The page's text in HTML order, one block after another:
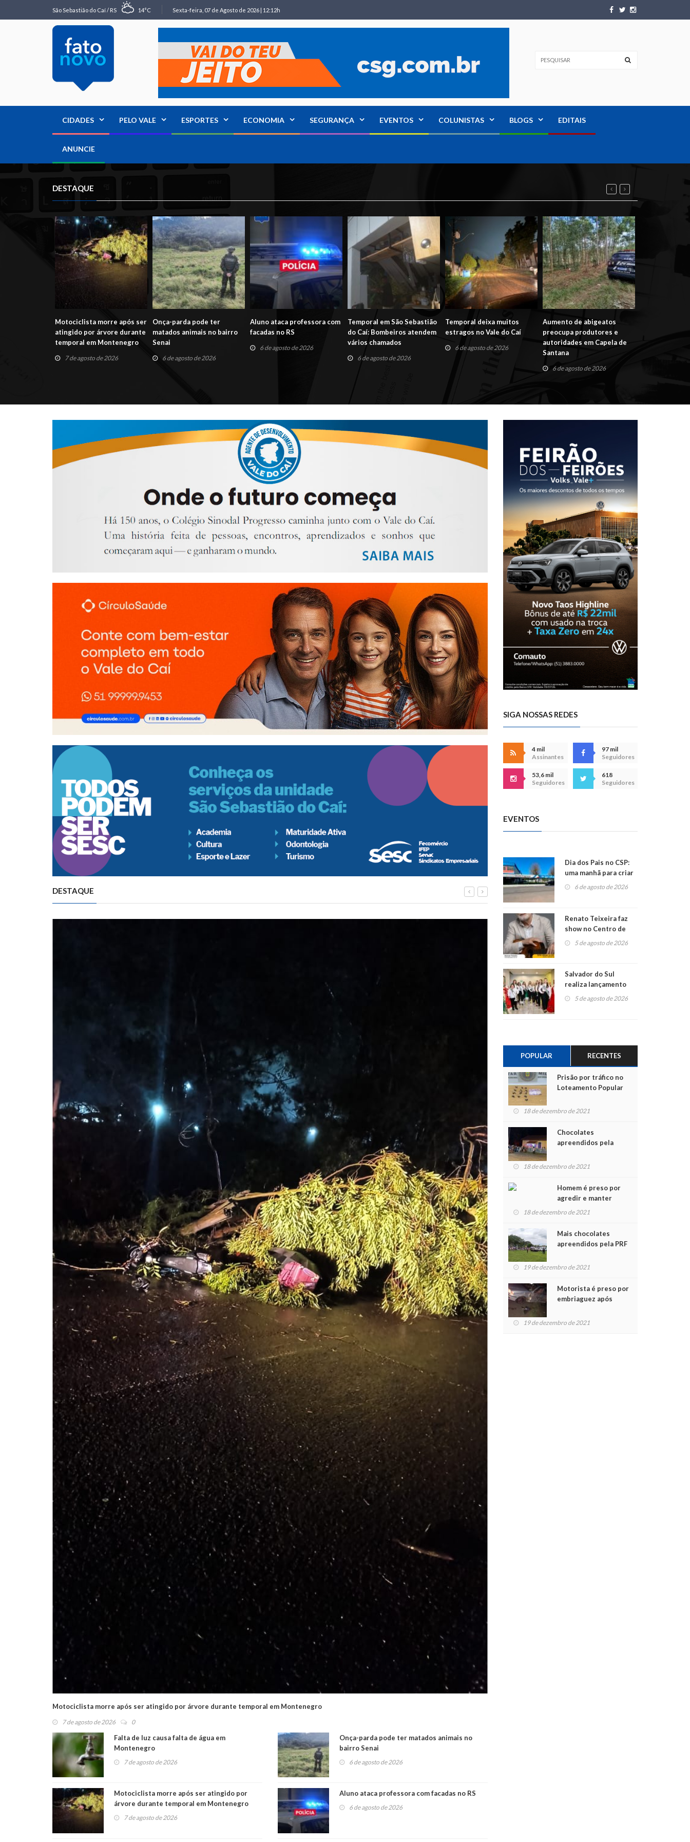
São Sebastião do Caí / RS 14°C Sexta-feira, 07 de Agosto de 2026 | 12:12h
CIDADES PELO VALE ESPORTES ECONOMIA SEGURANÇA EVENTOS COLUNISTAS BLOGS EDITAIS
ANUNCIE
DESTAQUE
Motociclista morre após ser
atingido por árvore durante
temporal em Montenegro
7 de agosto de 2026
Onça-parda pode ter
matados animais no bairro
Senai
6 de agosto de 2026
Aluno ataca professora com
facadas no RS
6 de agosto de 2026
Temporal em São Sebastião
do Caí: Bombeiros atendem
vários chamados
6 de agosto de 2026
Temporal deixa muitos
estragos no Vale do Caí
6 de agosto de 2026
Aumento de abigeatos
preocupa produtores e
autoridades em Capela de
Santana
6 de agosto de 2026
DESTAQUE
Motociclista morre após ser atingido por árvore durante temporal em Montenegro
7 de agosto de 2026 0
6 de agosto de 2026 0
Falta de luz causa falta de água em
Montenegro
7 de agosto de 2026
Motociclista morre após ser atingido por
árvore durante temporal em Montenegro
7 de agosto de 2026
Onça-parda pode ter matados animais no
bairro Senai
6 de agosto de 2026
Aluno ataca professora com facadas no RS
6 de agosto de 2026
SIGA NOSSAS REDES
4 mil
Assinantes
97 mil
Seguidores
53,6 mil
Seguidores
618
Seguidores
EVENTOS
Dia dos Pais no CSP:
uma manhã para criar
memórias
6 de agosto de 2026
Renato Teixeira faz
show no Centro de
Cultura de São
Sebastião do Caí
5 de agosto de 2026
Salvador do Sul
realiza lançamento
oficial da Escolha de
5 de agosto de 2026
POPULAR RECENTES
Prisão por tráfico no
Loteamento Popular
18 de dezembro de 2021
Chocolates
apreendidos pela
para crianças na
18 de dezembro de 2021
Homem é preso por
agredir e manter
mulher em cárcere
18 de dezembro de 2021
Mais chocolates
apreendidos pela PRF
crianças no Natal
19 de dezembro de 2021
Motorista é preso por
embriaguez após
feridos
19 de dezembro de 2021